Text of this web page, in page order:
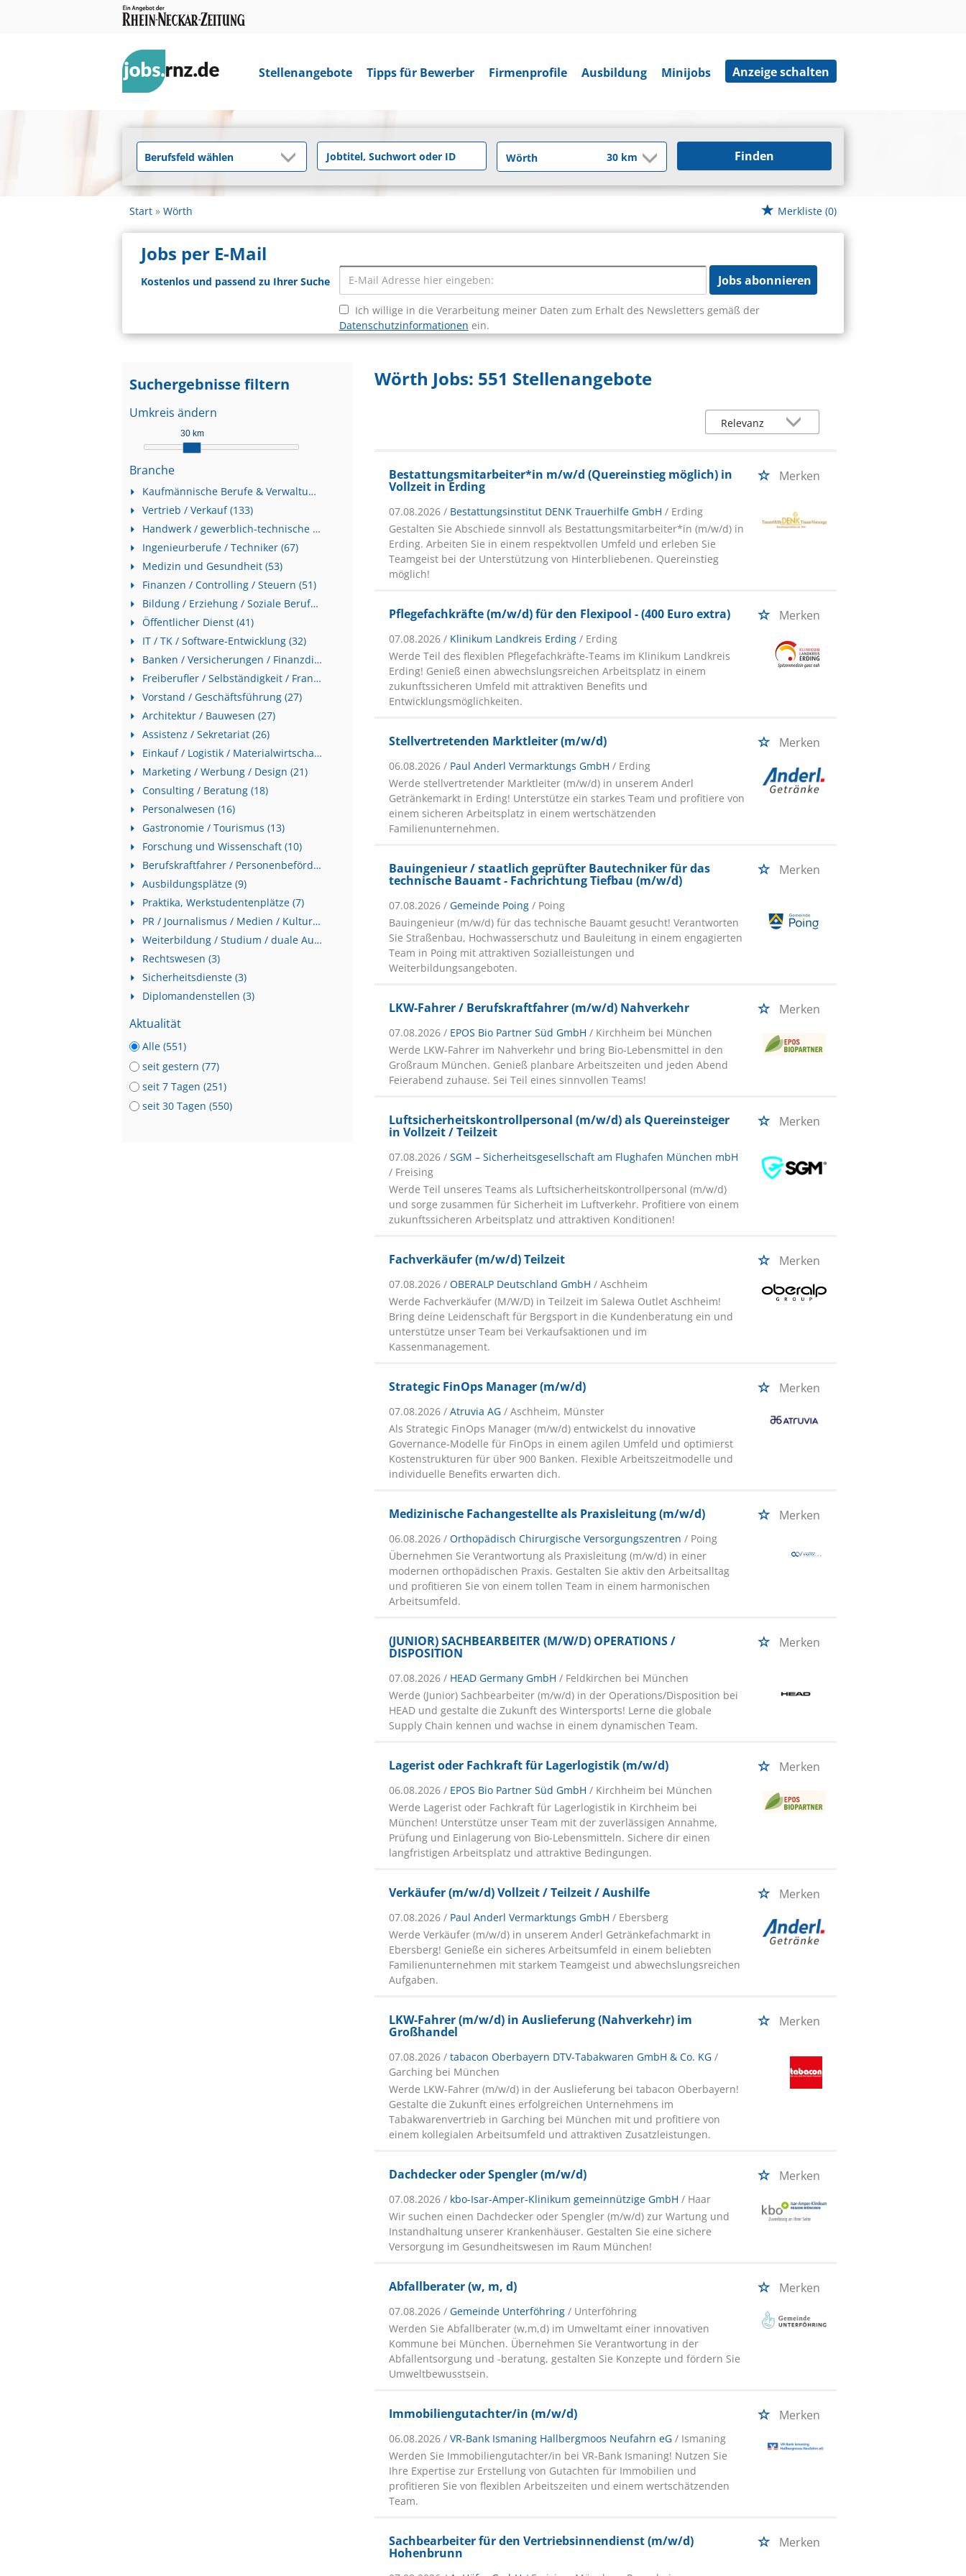
Stellenangebote Tipps für Bewerber Firmenprofile Ausbildung Minijobs Anzeige schalten
Finden
Start Wörth Merkliste (0)
Jobs per E-Mail
Kostenlos und passend zu Ihrer Suche Jobs abonnieren
Ich willige in die Verarbeitung meiner Daten zum Erhalt des Newsletters gemäß der
Datenschutzinformationen ein.
Suchergebnisse filtern
Umkreis ändern
30 km
Branche
Kaufmännische Berufe & Verwaltung (143)
Vertrieb / Verkauf (133)
Handwerk / gewerblich-technische Berufe (113)
Ingenieurberufe / Techniker (67)
Medizin und Gesundheit (53)
Finanzen / Controlling / Steuern (51)
Bildung / Erziehung / Soziale Berufe (45)
Öffentlicher Dienst (41)
IT / TK / Software-Entwicklung (32)
Banken / Versicherungen / Finanzdienstleister (31)
Freiberufler / Selbständigkeit / Franchise (31)
Vorstand / Geschäftsführung (27)
Architektur / Bauwesen (27)
Assistenz / Sekretariat (26)
Einkauf / Logistik / Materialwirtschaft (26)
Marketing / Werbung / Design (21)
Consulting / Beratung (18)
Personalwesen (16)
Gastronomie / Tourismus (13)
Forschung und Wissenschaft (10)
Berufskraftfahrer / Personenbeförderung (Land, Wasser, Luft) (10)
Ausbildungsplätze (9)
Praktika, Werkstudentenplätze (7)
PR / Journalismus / Medien / Kultur (6)
Weiterbildung / Studium / duale Ausbildung (5)
Rechtswesen (3)
Sicherheitsdienste (3)
Diplomandenstellen (3)
Aktualität
Alle (551)
seit gestern (77)
seit 7 Tagen (251)
seit 30 Tagen (550)
Wörth Jobs: 551 Stellenangebote
Bestattungsmitarbeiter*in m/w/d (Quereinstieg möglich) in
Vollzeit in Erding
Merken
07.08.2026 / Bestattungsinstitut DENK Trauerhilfe GmbH / Erding
Gestalten Sie Abschiede sinnvoll als Bestattungsmitarbeiter*in (m/w/d) in
Erding. Arbeiten Sie in einem respektvollen Umfeld und erleben Sie
Teamgeist bei der Unterstützung von Hinterbliebenen. Quereinstieg
möglich!
Pflegefachkräfte (m/w/d) für den Flexipool - (400 Euro extra) Merken
07.08.2026 / Klinikum Landkreis Erding / Erding
Werde Teil des flexiblen Pflegefachkräfte-Teams im Klinikum Landkreis
Erding! Genieß einen abwechslungsreichen Arbeitsplatz in einem
zukunftssicheren Umfeld mit attraktiven Benefits und
Entwicklungsmöglichkeiten.
Stellvertretenden Marktleiter (m/w/d) Merken
06.08.2026 / Paul Anderl Vermarktungs GmbH / Erding
Werde stellvertretender Marktleiter (m/w/d) in unserem Anderl
Getränkemarkt in Erding! Unterstütze ein starkes Team und profitiere von
einem sicheren Arbeitsplatz in einem wertschätzenden
Familienunternehmen.
Bauingenieur / staatlich geprüfter Bautechniker für das
technische Bauamt - Fachrichtung Tiefbau (m/w/d)
Merken
07.08.2026 /Gemeinde Poing / Poing
Bauingenieur (m/w/d) für das technische Bauamt gesucht! Verantworten
Sie Straßenbau, Hochwasserschutz und Bauleitung in einem engagierten
Team in Poing mit attraktiven Sozialleistungen und
Weiterbildungsangeboten.
LKW-Fahrer / Berufskraftfahrer (m/w/d) Nahverkehr Merken
07.08.2026 / EPOS Bio Partner Süd GmbH / Kirchheim bei München
Werde LKW-Fahrer im Nahverkehr und bring Bio-Lebensmittel in den
Großraum München. Genieß planbare Arbeitszeiten und jeden Abend
Feierabend zuhause. Sei Teil eines sinnvollen Teams!
Luftsicherheitskontrollpersonal (m/w/d) als Quereinsteiger
in Vollzeit / Teilzeit
Merken
07.08.2026 /SGM – Sicherheitsgesellschaft am Flughafen München mbH
/ Freising
Werde Teil unseres Teams als Luftsicherheitskontrollpersonal (m/w/d)
und sorge zusammen für Sicherheit im Luftverkehr. Profitiere von einem
zukunftssicheren Arbeitsplatz und attraktiven Konditionen!
Fachverkäufer (m/w/d) Teilzeit Merken
07.08.2026 /OBERALP Deutschland GmbH / Aschheim
Werde Fachverkäufer (M/W/D) in Teilzeit im Salewa Outlet Aschheim!
Bring deine Leidenschaft für Bergsport in die Kundenberatung ein und
unterstütze unser Team bei Verkaufsaktionen und im
Kassenmanagement.
Strategic FinOps Manager (m/w/d) Merken
07.08.2026 /Atruvia AG / Aschheim, Münster
Als Strategic FinOps Manager (m/w/d) entwickelst du innovative
Governance-Modelle für FinOps in einem agilen Umfeld und optimierst
Kostenstrukturen für über 900 Banken. Flexible Arbeitszeitmodelle und
individuelle Benefits erwarten dich.
Medizinische Fachangestellte als Praxisleitung (m/w/d) Merken
06.08.2026 /Orthopädisch Chirurgische Versorgungszentren / Poing
Übernehmen Sie Verantwortung als Praxisleitung (m/w/d) in einer
modernen orthopädischen Praxis. Gestalten Sie aktiv den Arbeitsalltag
und profitieren Sie von einem tollen Team in einem harmonischen
Arbeitsumfeld.
(JUNIOR) SACHBEARBEITER (M/W/D) OPERATIONS /
DISPOSITION
Merken
07.08.2026 / HEAD Germany GmbH / Feldkirchen bei München
Werde (Junior) Sachbearbeiter (m/w/d) in der Operations/Disposition bei
HEAD und gestalte die Zukunft des Wintersports! Lerne die globale
Supply Chain kennen und wachse in einem dynamischen Team.
Lagerist oder Fachkraft für Lagerlogistik (m/w/d) Merken
06.08.2026 / EPOS Bio Partner Süd GmbH / Kirchheim bei München
Werde Lagerist oder Fachkraft für Lagerlogistik in Kirchheim bei
München! Unterstütze unser Team mit der zuverlässigen Annahme,
Prüfung und Einlagerung von Bio-Lebensmitteln. Sichere dir einen
langfristigen Arbeitsplatz und attraktive Bedingungen.
Verkäufer (m/w/d) Vollzeit / Teilzeit / Aushilfe Merken
07.08.2026 / Paul Anderl Vermarktungs GmbH / Ebersberg
Werde Verkäufer (m/w/d) in unserem Anderl Getränkefachmarkt in
Ebersberg! Genieße ein sicheres Arbeitsumfeld in einem beliebten
Familienunternehmen mit starkem Teamgeist und abwechslungsreichen
Aufgaben.
LKW-Fahrer (m/w/d) in Auslieferung (Nahverkehr) im
Großhandel
Merken
07.08.2026 /tabacon Oberbayern DTV-Tabakwaren GmbH & Co. KG /
Garching bei München
Werde LKW-Fahrer (m/w/d) in der Auslieferung bei tabacon Oberbayern!
Gestalte die Zukunft eines erfolgreichen Unternehmens im
Tabakwarenvertrieb in Garching bei München mit und profitiere von
einem kollegialen Arbeitsumfeld und attraktiven Zusatzleistungen.
Dachdecker oder Spengler (m/w/d) Merken
07.08.2026 / kbo-Isar-Amper-Klinikum gemeinnützige GmbH / Haar
Wir suchen einen Dachdecker oder Spengler (m/w/d) zur Wartung und
Instandhaltung unserer Krankenhäuser. Gestalten Sie eine sichere
Versorgung im Gesundheitswesen im Raum München!
Abfallberater (w, m, d) Merken
07.08.2026 /Gemeinde Unterföhring / Unterföhring
Werden Sie Abfallberater (w,m,d) im Umweltamt einer innovativen
Kommune bei München. Übernehmen Sie Verantwortung in der
Abfallentsorgung und -beratung, gestalten Sie Konzepte und fördern Sie
Umweltbewusstsein.
Immobiliengutachter/in (m/w/d) Merken
06.08.2026 /VR-Bank Ismaning Hallbergmoos Neufahrn eG / Ismaning
Werden Sie Immobiliengutachter/in bei VR-Bank Ismaning! Nutzen Sie
Ihre Expertise zur Erstellung von Gutachten für Immobilien und
profitieren Sie von flexiblen Arbeitszeiten und einem wertschätzenden
Team.
Sachbearbeiter für den Vertriebsinnendienst (m/w/d)
Hohenbrunn
Merken